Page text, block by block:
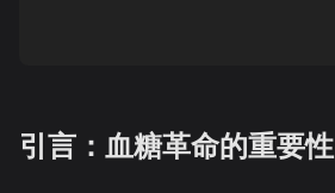
引言：血糖革命的重要性